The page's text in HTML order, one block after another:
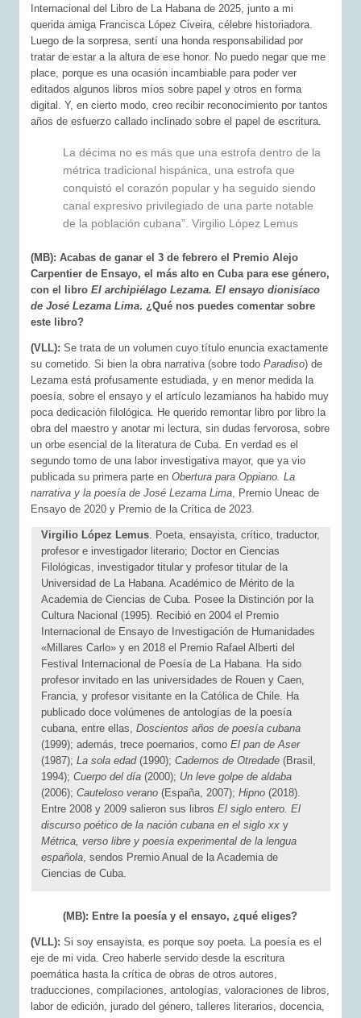
Internacional del Libro de La Habana de 2025, junto a mi
querida amiga Francisca López Civeira, célebre historiadora.
Luego de la sorpresa, sentí una honda responsabilidad por
tratar de estar a la altura de ese honor. No puedo negar que me
place, porque es una ocasión incambiable para poder ver
editados algunos libros míos sobre papel y otros en forma
digital. Y, en cierto modo, creo recibir reconocimiento por tantos
años de esfuerzo callado inclinado sobre el papel de escritura.
La décima no es más que una estrofa dentro de la
métrica tradicional hispánica, una estrofa que
conquistó el corazón popular y ha seguido siendo
canal expresivo privilegiado de una parte notable
de la población cubana”. Virgilio López Lemus
(MB): Acabas de ganar el 3 de febrero el Premio Alejo
Carpentier de Ensayo, el más alto en Cuba para ese género,
con el libroEl archipiélago Lezama. El ensayo dionisíaco
de José Lezama Lima. ¿Qué nos puedes comentar sobre
este libro?
(VLL): Se trata de un volumen cuyo título enuncia exactamente
su cometido. Si bien la obra narrativa (sobre todoParadiso) de
Lezama está profusamente estudiada, y en menor medida la
poesía, sobre el ensayo y el artículo lezamianos ha habido muy
poca dedicación filológica. He querido remontar libro por libro la
obra del maestro y anotar mi lectura, sin dudas fervorosa, sobre
un orbe esencial de la literatura de Cuba. En verdad es el
segundo tomo de una labor investigativa mayor, que ya vio
publicada su primera parte enObertura para Oppiano. La
narrativa y la poesía de José Lezama Lima, Premio Uneac de
Ensayo de 2020 y Premio de la Crítica de 2023.
Virgilio López Lemus. Poeta, ensayista, crítico, traductor,
profesor e investigador literario; Doctor en Ciencias
Filológicas, investigador titular y profesor titular de la
Universidad de La Habana. Académico de Mérito de la
Academia de Ciencias de Cuba. Posee la Distinción por la
Cultura Nacional (1995). Recibió en 2004 el Premio
Internacional de Ensayo de Investigación de Humanidades
«Millares Car­lo» y en 2018 el Premio Rafael Alberti del
Festival Internacional de Poesía de La Habana. Ha sido
profesor invitado en las universidades de Rouen y Caen,
Francia, y profesor visitante en la Católica de Chile. Ha
publicado doce volúmenes de antologías de la poesía
cubana, entre ellas, Doscientos años de poesía cubana
(1999); además, trece poemarios, como El pan de Aser
(1987); La sola edad (1990); Cadernos de Otredade (Brasil,
1994); Cuerpo del día (2000); Un leve golpe de aldaba
(2006); Cauteloso vera­no (España, 2007); Hipno (2018).
Entre 2008 y 2009 salieron sus libros El siglo entero. El
discurso poético de la nación cubana en el siglo xx y
Métrica, verso libre y poesía experimental de la lengua
española, sendos Premio Anual de la Academia de
Ciencias de Cuba.
(MB): Entre la poesía y el ensayo, ¿qué eliges?
(VLL): Si soy ensayista, es porque soy poeta. La poesía es el
eje de mi vida. Creo haberle servido desde la escritura
poemática hasta la crítica de obras de otros autores,
traducciones, compilaciones, antologías, valoraciones de libros,
labor de edición, jurado del género, talleres literarios, docencia,